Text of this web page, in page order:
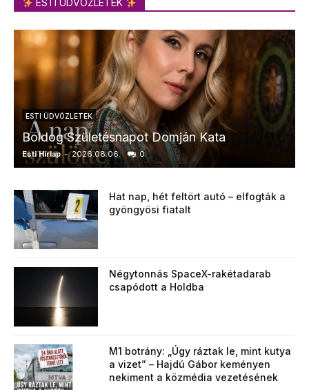
ESTI ÜDVÖZLETEK
ESTI ÜDVÖZLETEK
Boldog Születésnapot Domján Kata
Esti Hírlap - 2026.08.06. 0
Hat nap, hét feltört autó – elfogták a
gyöngyösi fiatalt
Négytonnás SpaceX-rakétadarab
csapódott a Holdba
M1 botrány: „Úgy ráztak le, mint kutya
a vizet” – Hajdú Gábor keményen
nekiment a közmédia vezetésének